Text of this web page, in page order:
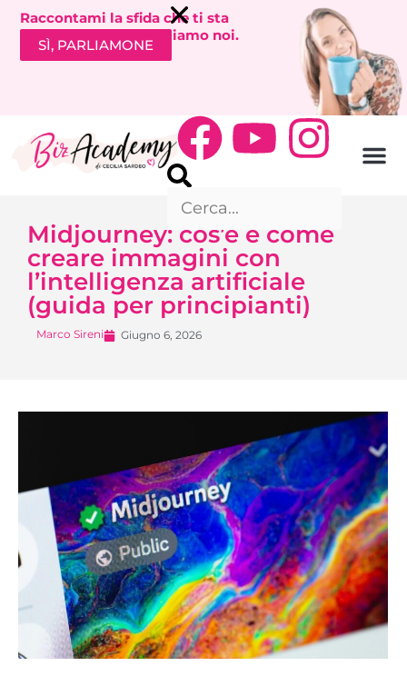
Raccontami la sfida che ti sta
bloccando. Ti richiamiamo noi.
SÌ, PARLIAMONE
Midjourney: cos’è e come
creare immagini con
l’intelligenza artificiale
(guida per principianti)
Marco Sireni Giugno 6, 2026